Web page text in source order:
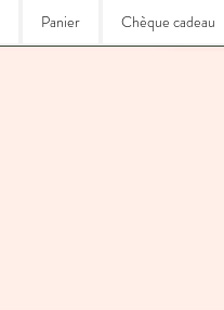
Panier Chèque cadeau